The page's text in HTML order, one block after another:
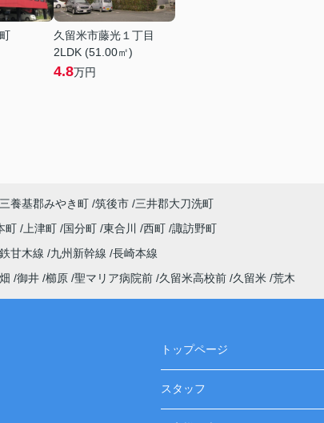
久留米市藤光１丁目
2LDK (51.00㎡)
4.8万円
三養基郡みやき町 筑後市 三井郡大刀洗町
町 上津町 国分町 東合川 西町 諏訪野町
甘木線 九州新幹線 長崎本線
御井 櫛原 聖マリア病院前 久留米高校前 久留米 荒木
トップページ
スタッフ